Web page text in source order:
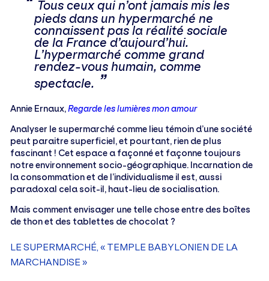
Tous ceux qui n’ont jamais mis les
pieds dans un hypermarché ne
connaissent pas la réalité sociale
de la France d’aujourd’hui.
L’hypermarché comme grand
rendez-vous humain, comme
spectacle.
Annie Ernaux,Regarde les lumières mon amour
Analyser le supermarché comme lieu témoin d’une société
peut paraitre superficiel, et pourtant, rien de plus
fascinant ! Cet espace a façonné et façonne toujours
notre environnement socio-géographique. Incarnation de
la consommation et de l’individualisme il est, aussi
paradoxal cela soit-il, haut-lieu de socialisation.
Mais comment envisager une telle chose entre des boîtes
de thon et des tablettes de chocolat ?
LE SUPERMARCHÉ, « TEMPLE BABYLONIEN DE LA
MARCHANDISE »